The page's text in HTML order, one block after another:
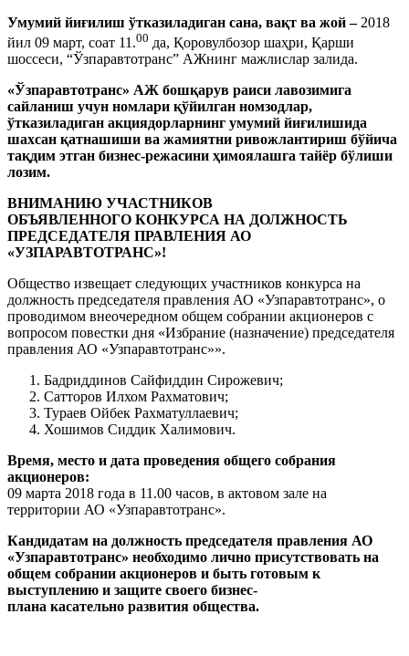
Умумий йиғилиш ўтказиладиган сана, вақт ва жой – 2018
йил 09 март, соат 11.00 да, Қоровулбозор шаҳри, Қарши
шоссеси, “Ўзпаравтотранс” АЖнинг мажлислар залида.
«Ўзпаравтотранс» АЖ бошқарув раиси лавозимига
сайланиш учун номлари қўйилган номзодлар,
ўтказиладиган акциядорларнинг умумий йиғилишида
шахсан қатнашиши ва жамиятни ривожлантириш бўйича
тақдим этган бизнес-режасини ҳимоялашга тайёр бўлиши
лозим.
ВНИМАНИЮ УЧАСТНИКОВ
ОБЪЯВЛЕННОГО КОНКУРСА НА ДОЛЖНОСТЬ
ПРЕДСЕДАТЕЛЯ ПРАВЛЕНИЯ АО
«УЗПАРАВТОТРАНС»!
Общество извещает следующих участников конкурса на
должность председателя правления АО «Узпаравтотранс», о
проводимом внеочередном общем собрании акционеров с
вопросом повестки дня «Избрание (назначение) председателя
правления АО «Узпаравтотранс»».
Бадриддинов Сайфиддин Сирожевич;
Сатторов Илхом Рахматович;
Тураев Ойбек Рахматуллаевич;
Хошимов Сиддик Халимович.
Время, место и дата проведения общего собрания
акционеров:
09 марта 2018 года в 11.00 часов, в актовом зале на
территории АО «Узпаравтотранс».
Кандидатам на должность председателя правления АО
«Узпаравтотранс» необходимо лично присутствовать на
общем собрании акционеров и быть готовым к
выступлению и защите своего бизнес-
плана касательно развития общества.